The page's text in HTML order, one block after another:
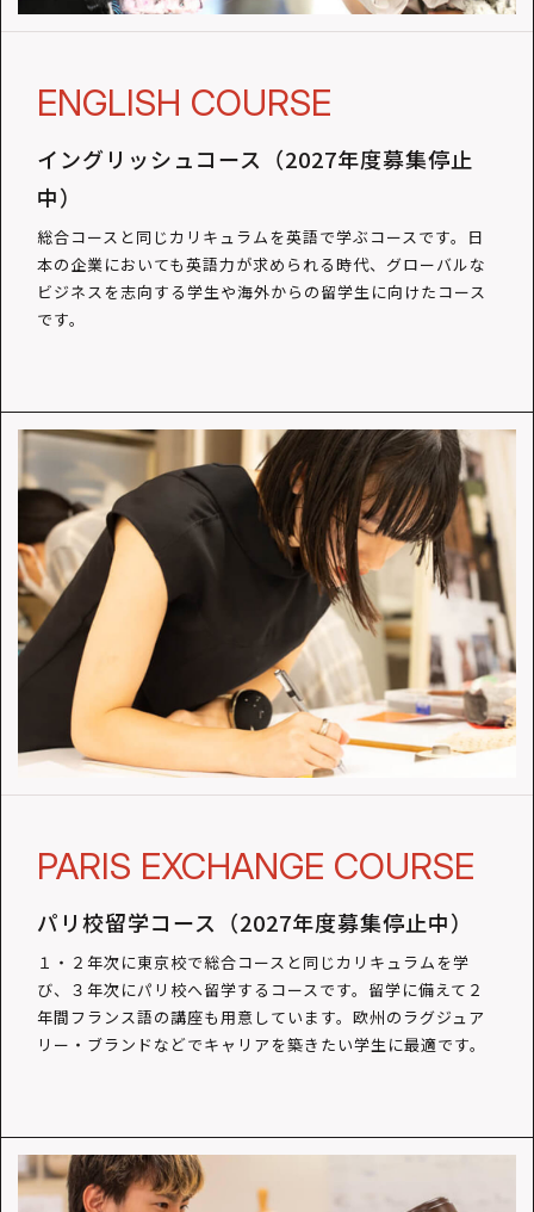
ENGLISH COURSE
イングリッシュコース（2027年度募集停止
中）
総合コースと同じカリキュラムを英語で学ぶコースです。日
本の企業においても英語力が求められる時代、グローバルな
ビジネスを志向する学生や海外からの留学生に向けたコース
です。
PARIS EXCHANGE COURSE
パリ校留学コース（2027年度募集停止中）
１・２年次に東京校で総合コースと同じカリキュラムを学
び、３年次にパリ校へ留学するコースです。留学に備えて２
年間フランス語の講座も用意しています。欧州のラグジュア
リー・ブランドなどでキャリアを築きたい学生に最適です。